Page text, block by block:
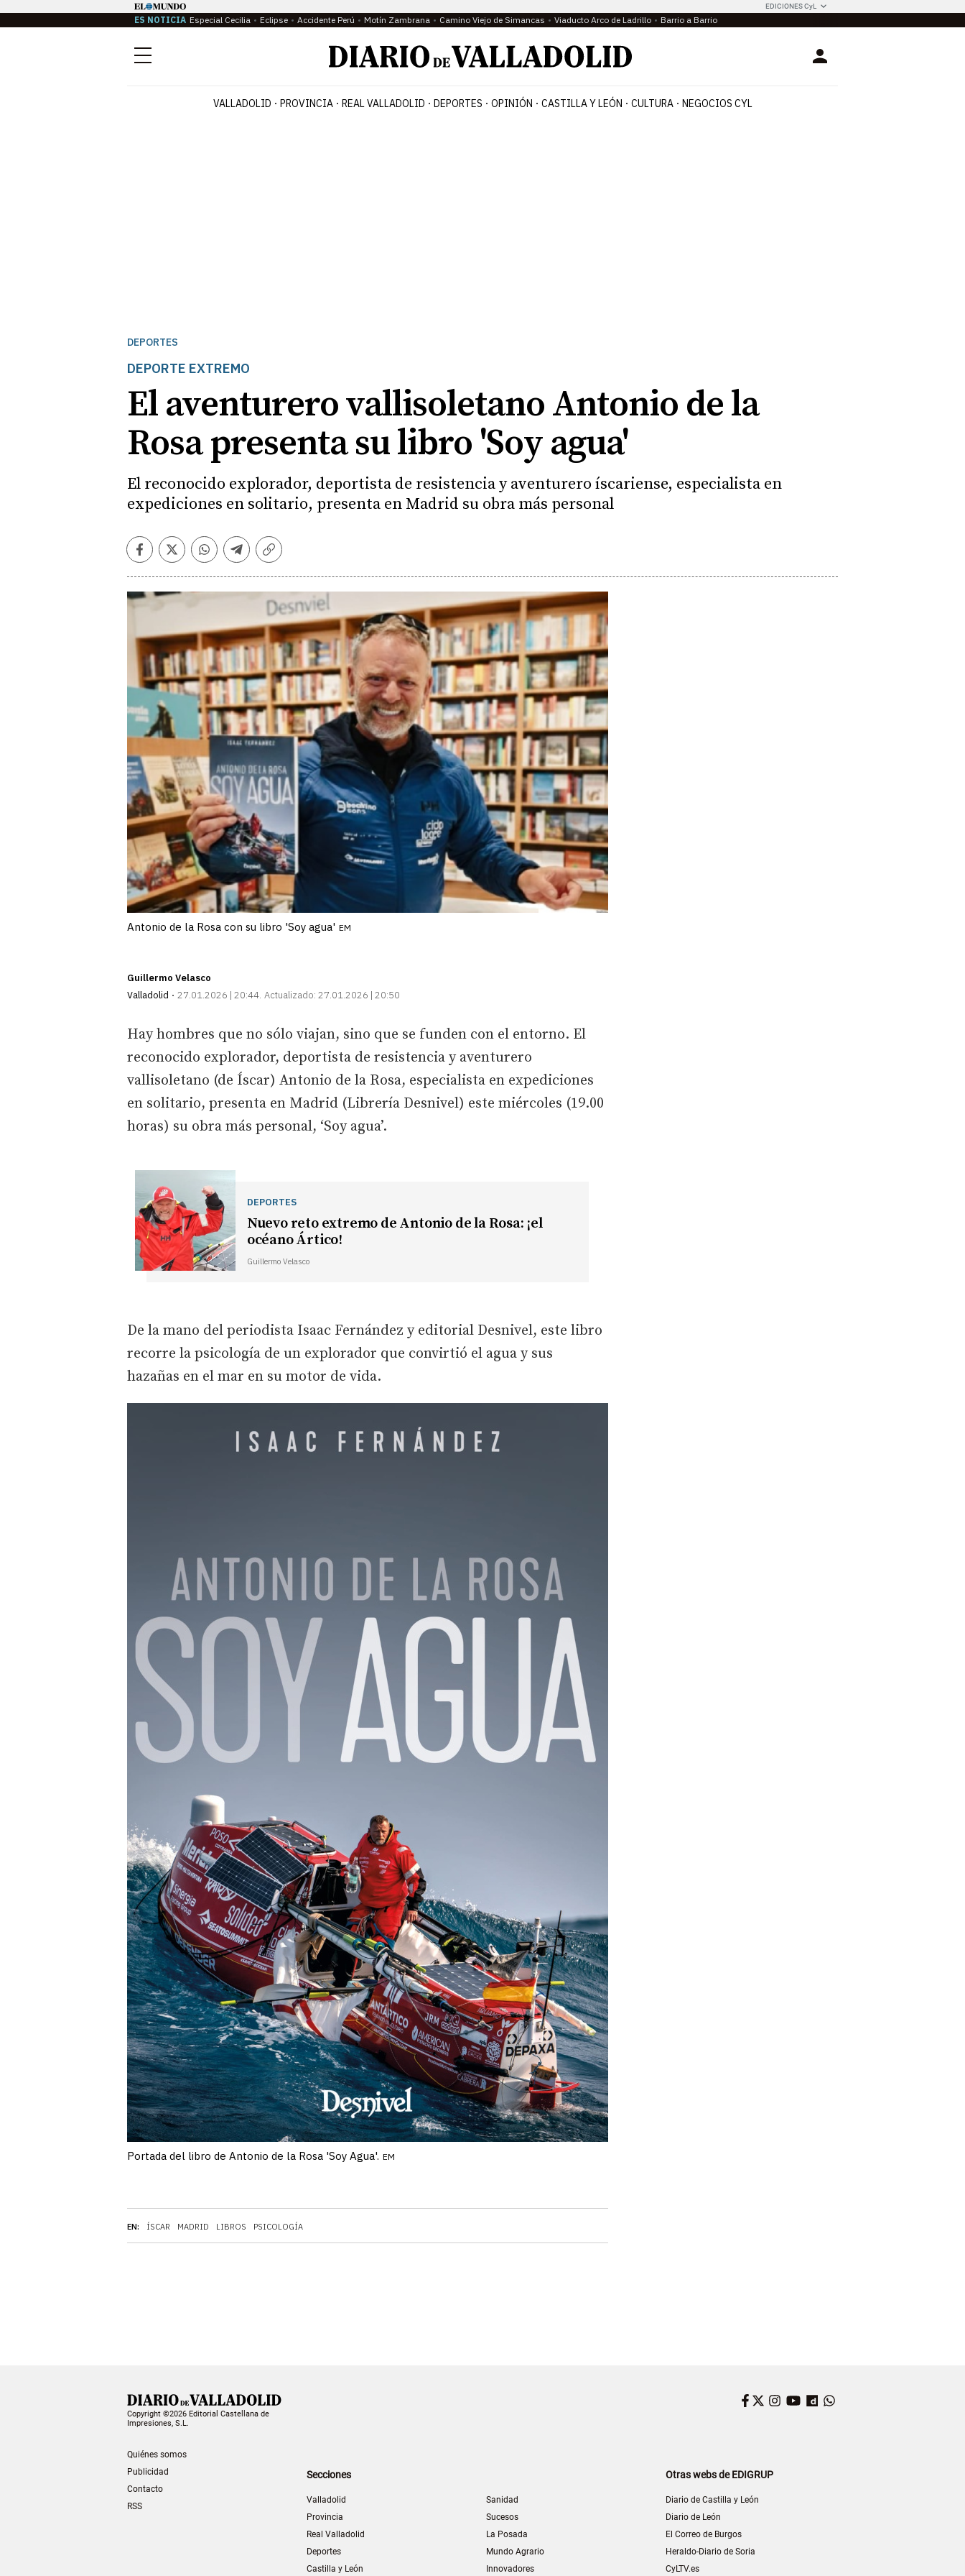
EDICIONES CyL
ES NOTICIA Especial Cecilia Eclipse Accidente Perú Motín Zambrana Camino Viejo de Simancas Viaducto Arco de Ladrillo Barrio a Barrio
Menú Login
VALLADOLID PROVINCIA REAL VALLADOLID DEPORTES OPINIÓN CASTILLA Y LEÓN CULTURA NEGOCIOS CYL
DEPORTES
DEPORTE EXTREMO
El aventurero vallisoletano Antonio de la
Rosa presenta su libro 'Soy agua'
El reconocido explorador, deportista de resistencia y aventurero íscariense, especialista en
expediciones en solitario, presenta en Madrid su obra más personal
Facebook
TwitterWhatsapp
Telegram
Copiar
Antonio de la Rosa con su libro 'Soy agua' EM
Guillermo Velasco
Valladolid
27.01.2026 | 20:44 Actualizado: 27.01.2026 | 20:50
EN: ÍSCAR MADRID LIBROS PSICOLOGÍA
Hay hombres que no sólo viajan, sino que se funden con el entorno. El
reconocido explorador, deportista de resistencia y aventurero
vallisoletano (de Íscar) Antonio de la Rosa, especialista en expediciones
en solitario, presenta en Madrid (Librería Desnivel) este miércoles (19.00
horas) su obra más personal, ‘Soy agua’.
DEPORTES
Nuevo reto extremo de Antonio de la Rosa: ¡el
océano Ártico!
Guillermo Velasco
De la mano del periodista Isaac Fernández y editorial Desnivel, este libro
recorre la psicología de un explorador que convirtió el agua y sus
hazañas en el mar en su motor de vida.
Portada del libro de Antonio de la Rosa 'Soy Agua'. EM
Copyright ©2026 Editorial Castellana de
Impresiones, S.L.
Quiénes somos
Publicidad
Contacto
RSS
Facebook
Twitter
Instagram
YouTube
Dailymotion
Secciones
Valladolid
Provincia
Real Valladolid
Deportes
Castilla y León
Sanidad
Sucesos
La Posada
Mundo Agrario
Innovadores
Otras webs de EDIGRUP
Diario de Castilla y León
Diario de León
El Correo de Burgos
Heraldo-Diario de Soria
CyLTV.es